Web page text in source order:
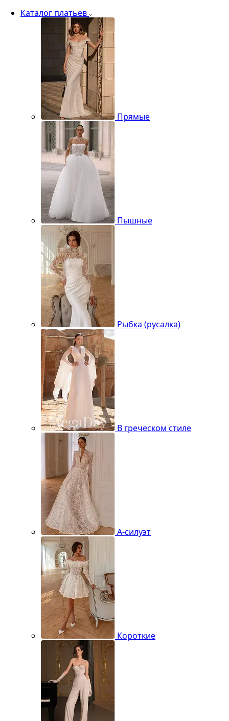
Каталог платьев
Прямые
Пышные
Рыбка (русалка)
В греческом стиле
А-силуэт
Короткие